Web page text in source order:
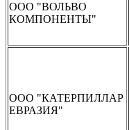
ООО "ВОЛЬВО
КОМПОНЕНТЫ"
ООО "КАТЕРПИЛЛАР
ЕВРАЗИЯ"